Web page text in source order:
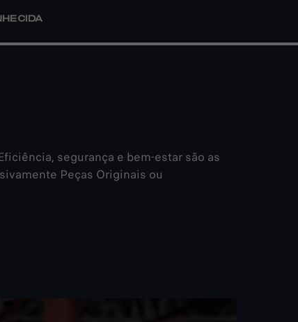
segurança e bem-estar são as
Peças Originais ou